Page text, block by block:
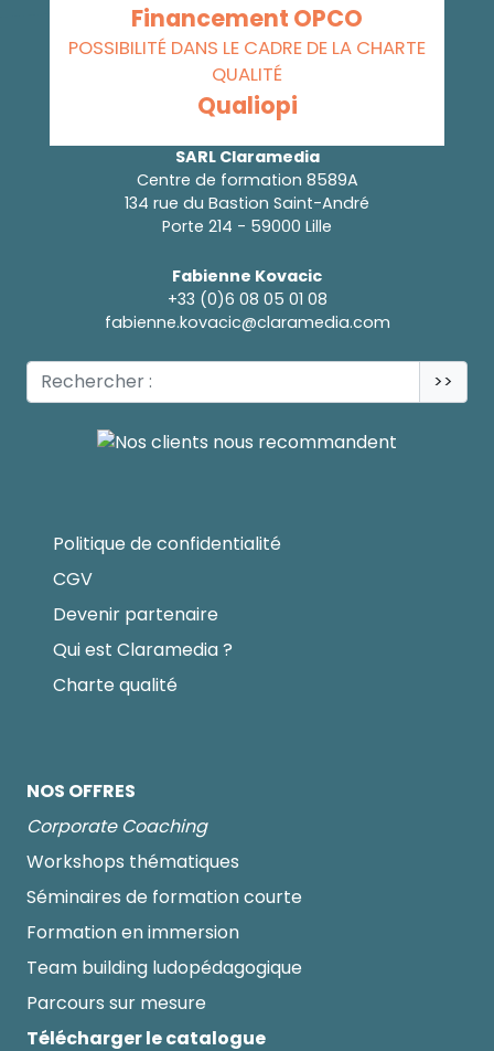
Financement OPCO
POSSIBILITÉ DANS LE CADRE DE LA CHARTE
QUALITÉ
Qualiopi
SARL Claramedia
Centre de formation 8589A
134 rue du Bastion Saint-André
Porte 214 - 59000 Lille
Fabienne Kovacic
+33 (0)6 08 05 01 08
fabienne.kovacic@claramedia.com
>>
Politique de confidentialité
CGV
Devenir partenaire
Qui est Claramedia ?
Charte qualité
NOS OFFRES
Corporate Coaching
Workshops thématiques
Séminaires de formation courte
Formation en immersion
Team building ludopédagogique
Parcours sur mesure
Télécharger le catalogue